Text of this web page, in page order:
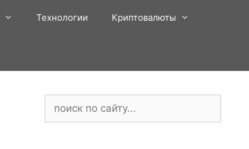
Технологии Криптовалюты